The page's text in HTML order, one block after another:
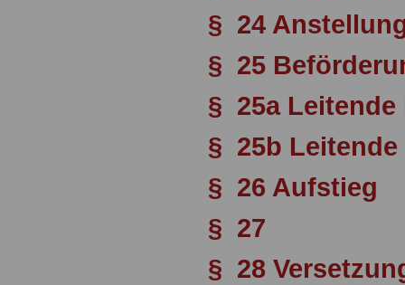
§ 24
§ 25
§ 25a
§ 25b
§ 26 Aufstieg
§ 27
§ 28